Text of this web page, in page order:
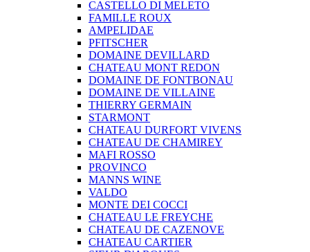
CASTELLO DI MELETO
FAMILLE ROUX
AMPELIDAE
PFITSCHER
DOMAINE DEVILLARD
CHATEAU MONT REDON
DOMAINE DE FONTBONAU
DOMAINE DE VILLAINE
THIERRY GERMAIN
STARMONT
CHATEAU DURFORT VIVENS
CHATEAU DE CHAMIREY
MAFI ROSSO
PROVINCO
MANNS WINE
VALDO
MONTE DEI COCCI
CHATEAU LE FREYCHE
CHATEAU DE CAZENOVE
CHATEAU CARTIER